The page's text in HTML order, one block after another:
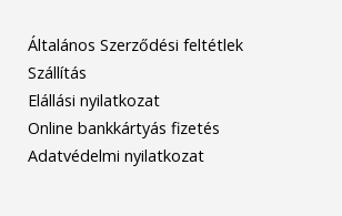
Általános Szerződési feltétlek
Szállítás
Elállási nyilatkozat
Online bankkártyás fizetés
Adatvédelmi nyilatkozat